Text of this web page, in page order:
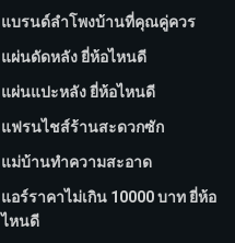
แบรนด์ลำโพงบ้านที่คุณคู่ควร
แผ่นดัดหลัง ยี่ห้อไหนดี
แผ่นแปะหลัง ยี่ห้อไหนดี
แฟรนไชส์ร้านสะดวกซัก
แม่บ้านทำความสะอาด
แอร์ราคาไม่เกิน 10000 บาท ยี่ห้อ
ไหนดี